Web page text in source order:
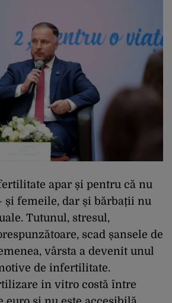
apar și pentru că nu
și femeile, dar și bărbații nu
Tutunul, stresul,
scad șansele de
vârsta a devenit unul
de infertilitate.
in vitro costă între